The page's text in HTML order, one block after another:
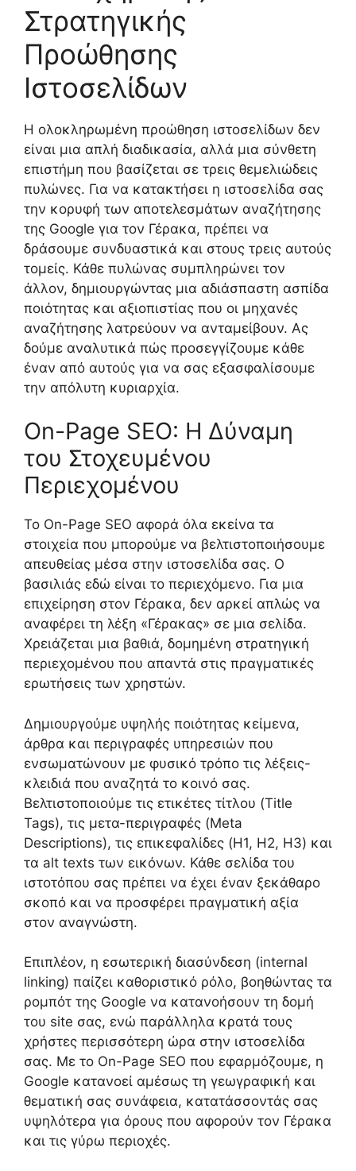
Στρατηγικής
Προώθησης
Ιστοσελίδων
Η ολοκληρωμένη προώθηση ιστοσελίδων δεν
είναι μια απλή διαδικασία, αλλά μια σύνθετη
επιστήμη που βασίζεται σε τρεις θεμελιώδεις
πυλώνες. Για να κατακτήσει η ιστοσελίδα σας
την κορυφή των αποτελεσμάτων αναζήτησης
της Google για τον Γέρακα, πρέπει να
δράσουμε συνδυαστικά και στους τρεις αυτούς
τομείς. Κάθε πυλώνας συμπληρώνει τον
άλλον, δημιουργώντας μια αδιάσπαστη ασπίδα
ποιότητας και αξιοπιστίας που οι μηχανές
αναζήτησης λατρεύουν να ανταμείβουν. Ας
δούμε αναλυτικά πώς προσεγγίζουμε κάθε
έναν από αυτούς για να σας εξασφαλίσουμε
την απόλυτη κυριαρχία.
On-Page SEO: Η Δύναμη
του Στοχευμένου
Περιεχομένου
Το On-Page SEO αφορά όλα εκείνα τα
στοιχεία που μπορούμε να βελτιστοποιήσουμε
απευθείας μέσα στην ιστοσελίδα σας. Ο
βασιλιάς εδώ είναι το περιεχόμενο. Για μια
επιχείρηση στον Γέρακα, δεν αρκεί απλώς να
αναφέρει τη λέξη «Γέρακας» σε μια σελίδα.
Χρειάζεται μια βαθιά, δομημένη στρατηγική
περιεχομένου που απαντά στις πραγματικές
ερωτήσεις των χρηστών.
Δημιουργούμε υψηλής ποιότητας κείμενα,
άρθρα και περιγραφές υπηρεσιών που
ενσωματώνουν με φυσικό τρόπο τις λέξεις-
κλειδιά που αναζητά το κοινό σας.
Βελτιστοποιούμε τις ετικέτες τίτλου (Title
Tags), τις μετα-περιγραφές (Meta
Descriptions), τις επικεφαλίδες (H1, H2, H3) και
τα alt texts των εικόνων. Κάθε σελίδα του
ιστοτόπου σας πρέπει να έχει έναν ξεκάθαρο
σκοπό και να προσφέρει πραγματική αξία
στον αναγνώστη.
Επιπλέον, η εσωτερική διασύνδεση (internal
linking) παίζει καθοριστικό ρόλο, βοηθώντας τα
ρομπότ της Google να κατανοήσουν τη δομή
του site σας, ενώ παράλληλα κρατά τους
χρήστες περισσότερη ώρα στην ιστοσελίδα
σας. Με το On-Page SEO που εφαρμόζουμε, η
Google κατανοεί αμέσως τη γεωγραφική και
θεματική σας συνάφεια, κατατάσσοντάς σας
υψηλότερα για όρους που αφορούν τον Γέρακα
και τις γύρω περιοχές.